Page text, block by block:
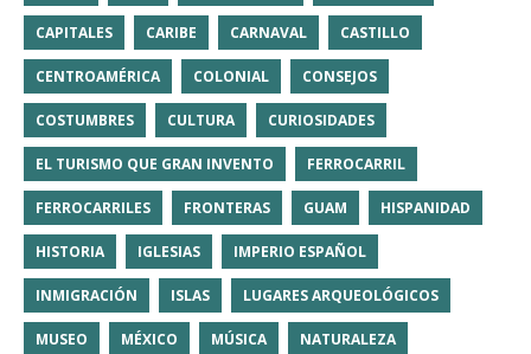
CAPITALES CARIBE CARNAVAL CASTILLO
CENTROAMÉRICA COLONIAL CONSEJOS
COSTUMBRES CULTURA CURIOSIDADES
EL TURISMO QUE GRAN INVENTO FERROCARRIL
FERROCARRILES FRONTERAS GUAM HISPANIDAD
HISTORIA IGLESIAS IMPERIO ESPAÑOL
INMIGRACIÓN ISLAS LUGARES ARQUEOLÓGICOS
MUSEO MÉXICO MÚSICA NATURALEZA